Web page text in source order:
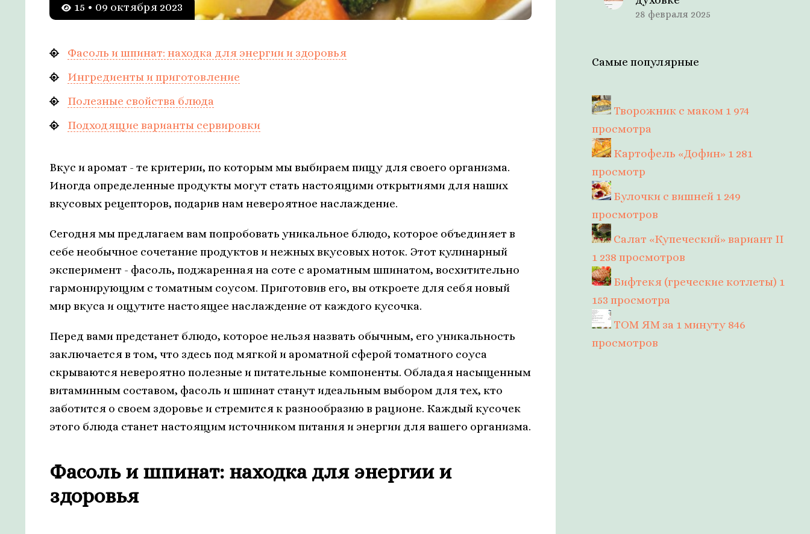
15 • 09 октября 2023
Фасоль и шпинат: находка для энергии и здоровья
Ингредиенты и приготовление
Полезные свойства блюда
Подходящие варианты сервировки
Вкус и аромат - те критерии, по которым мы выбираем пищу для своего организма.
Иногда определенные продукты могут стать настоящими открытиями для наших
вкусовых рецепторов, подарив нам невероятное наслаждение.
Сегодня мы предлагаем вам попробовать уникальное блюдо, которое объединяет в
себе необычное сочетание продуктов и нежных вкусовых ноток. Этот кулинарный
эксперимент - фасоль, поджаренная на соте с ароматным шпинатом, восхитительно
гармонирующим с томатным соусом. Приготовив его, вы откроете для себя новый
мир вкуса и ощутите настоящее наслаждение от каждого кусочка.
Перед вами предстанет блюдо, которое нельзя назвать обычным, его уникальность
заключается в том, что здесь под мягкой и ароматной сферой томатного соуса
скрываются невероятно полезные и питательные компоненты. Обладая насыщенным
витаминным составом, фасоль и шпинат станут идеальным выбором для тех, кто
заботится о своем здоровье и стремится к разнообразию в рационе. Каждый кусочек
этого блюда станет настоящим источником питания и энергии для вашего организма.
Фасоль и шпинат: находка для энергии и
здоровья
28 февраля 2025
Самые популярные
Творожник с маком 1 974
просмотра
Картофель «Дофин» 1 281
просмотр
Булочки с вишней 1 249
просмотров
Салат «Купеческий» вариант II
1 238 просмотров
Бифтекя (греческие котлеты) 1
153 просмотра
ТОМ ЯМ за 1 минуту 846
просмотров